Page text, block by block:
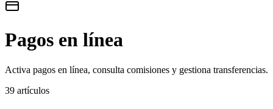
Pagos en línea
Activa pagos en línea, consulta comisiones y gestiona transferencias.
39 artículos